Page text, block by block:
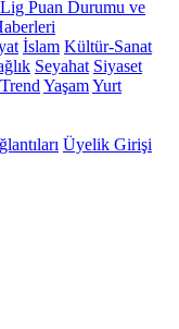
Puan Durumu ve
İslam Kültür-Sanat
Seyahat Siyaset
Trend YaşamYurt
Üyelik Girişi